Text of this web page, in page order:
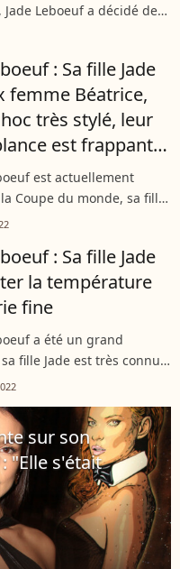
Leboeuf a décidé de
à ses abonnés en
fille de Frank Leboeuf...
: Sa fille Jade
femme Béatrice,
très stylé, leur
est frappante
est actuellement
Coupe du monde, sa fille
au Luxembourg, où elle a
à deux dans les...
: Sa fille Jade
la température
fine
a été un grand
fille Jade est très connue
sociaux. La belle brune
elle a accepté...
sur son
"Elle s'était